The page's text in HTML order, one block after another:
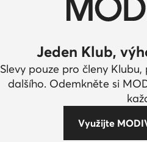
Jeden Klub,
Slevy pouze pro členy
dalšího. Odemkněte si
Využijte